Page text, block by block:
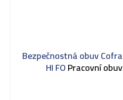
Bezpečnostná obuv Cofra
HI FOPracovní